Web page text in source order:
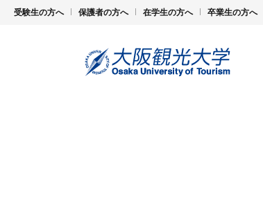
受験生の方へ 保護者の方へ 在学生の方へ 卒業生の方へ